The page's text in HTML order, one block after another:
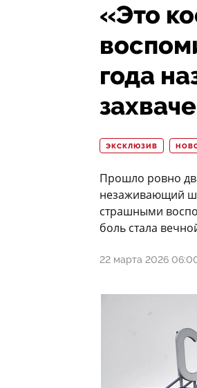
«Это
года
ЭКСКЛЮЗИВ
Прошло ровно
незаживающий
страшными
боль стала
22 марта 2026